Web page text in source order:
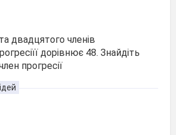
двадцятого членів
дорівнює 48. Знайдіть
прогресії